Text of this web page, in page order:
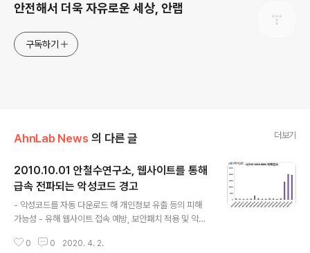
안전해서 더욱 자유로운 세상, 안랩
구독하기
AhnLab News 의 다른 글 더보기
2010.10.01 안철수연구소, 웹사이트를 통해
급속 전파되는 악성코드 경고
- 악성코드를 자동 다운로드 해 개인정보 유출 등의 피해
가능성 - 유해 웹사이트 접속 예방, 보안패치 적용 및 악성
(대표 김홍선 www.ahnlab.com)는 최근 국내 인터넷 사
0 0 2020. 4. 2.